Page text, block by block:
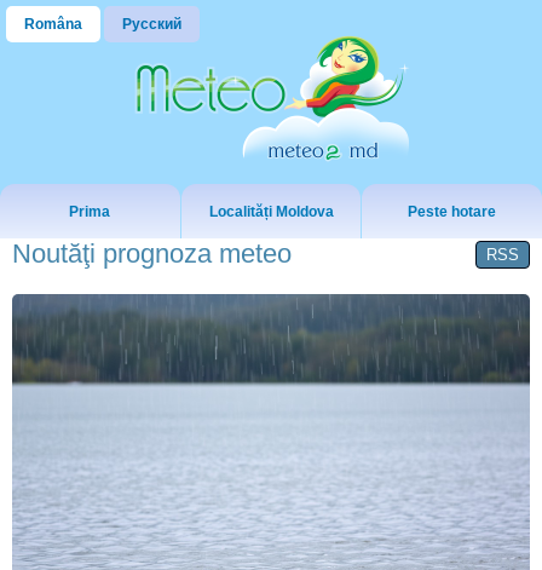
Româna Русский
Prima Localități Moldova Peste hotare
Noutăţi prognoza meteo RSS